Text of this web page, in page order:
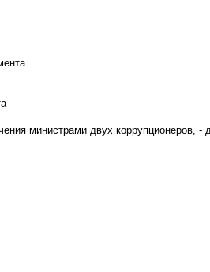
министрами двух коррупционеров, -